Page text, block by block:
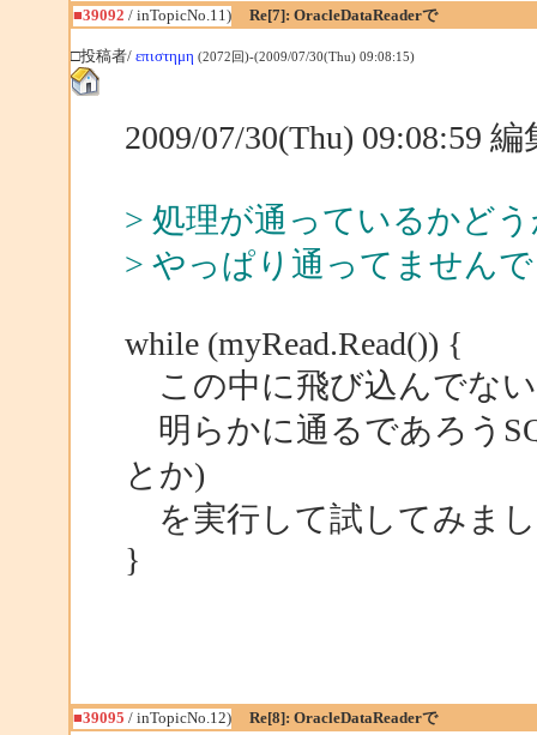
■39092 / inTopicNo.11) Re[7]: OracleDataReaderで
□投稿者/ επιστημη (2072回)-(2009/07/30(Thu) 09:08:15)
2009/07/30(Thu) 09:08:59
> 処理が通っているかど
> やっぱり通ってません
while (myRead.Read()) {
この中に飛び込んでな
明らかに通るであろう
とか)
を実行して試してみま
}
■39095 / inTopicNo.12) Re[8]: OracleDataReaderで